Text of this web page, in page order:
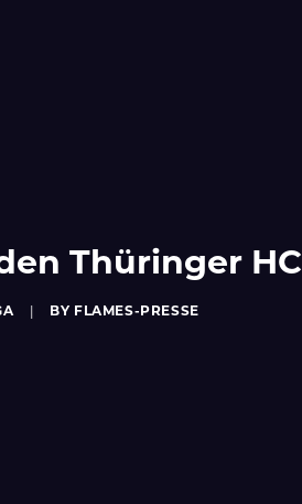
Thüringer HC
BY FLAMES-PRESSE